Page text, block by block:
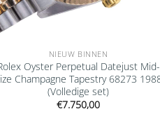
NIEUW BINNEN
Oyster Perpetual Datejust Mid-
Champagne Tapestry 68273
(Volledige set)
€7.750,00